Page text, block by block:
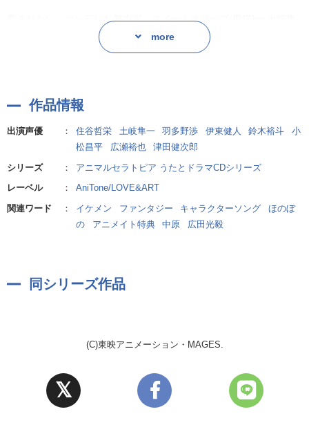
ヒノキが人間の姿を保てるのは4日間のみという条件の中、帰ってく
る様子もあてもないためゆずはヒノキの行方が心配でたまらない。
ゆずは彼らの冷たい態度に悲しみを覚えるが、実は管理人やジンジ
ャーも彼らなりの手段でヒノキの行方を捜していた……。
そんななか、ユニット曲初披露の日が迫る。
ステージでは、ユニット曲を披露♪
広田光毅
愛されたい ツンデレな努力家 スイートオリーブ(黒猫)cv.土岐隼
人間に世界に誰よりもあこがれて運命のパートナーを待ちわびる努
えん坊な一面も。
きている。
沸点は意外と低いが気さくなアニキ肌。 施設では一番の古株。
ギャップのTOP 一途な天才 ヒノキ(フェレット)cv.伊東健人
警戒心が強すぎるのにおっちょこちょいでよく迷子になる。 なかな
いので何を考えているかわからないことも。
天然すぎて爆弾発言しがちだが、病弱なので具合が悪い人に対して
more
作品情報
出演声優 ： 住谷哲栄 土岐隼一 羽多野渉 伊東健人 鈴木裕斗
小
松昌平
広瀬裕也
津田健次郎
シリーズ
：
アニマルセラトピア うたとドラマCDシリーズ
レーベル
：
AniTone/LOVE&ART
関連ワード
： イケメン ファンタジー キャラクターソング
ほのぼ
の
アニメイト特典 中原 広田光毅
同シリーズ作品
(C)東映アニメーション・MAGES.